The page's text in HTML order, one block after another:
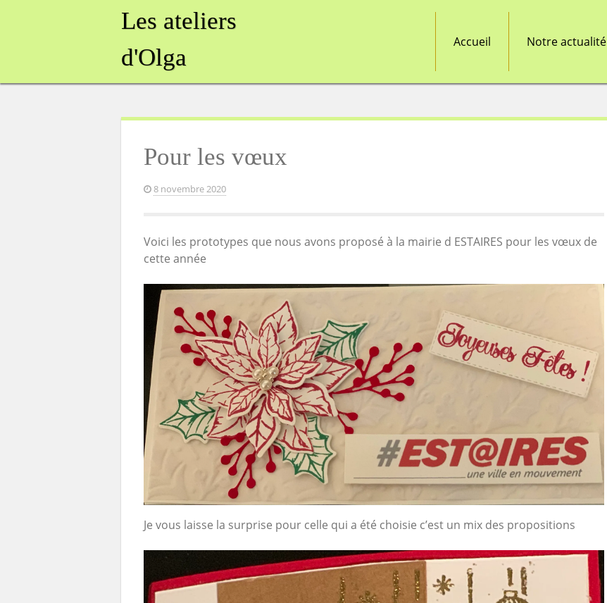
Les ateliers
d'Olga
Accueil Notre actualité
Pour les vœux
8 novembre 2020
Voici les prototypes que nous avons proposé à la mairie d ESTAIRES pour les vœux de
cette année
Je vous laisse la surprise pour celle qui a été choisie c’est un mix des propositions